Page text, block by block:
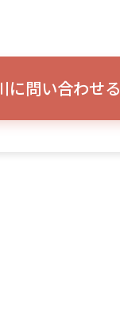
に問い合わせる